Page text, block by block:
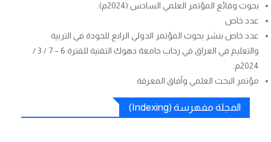
بحوث وقائع المؤتمر العلمي السادس (2024م).
عدد خاص
عدد خاص بنشر بحوث المؤتمر الدولي الرابع للجودة في التربية
والتعليم في العراق في رحاب جامعة دهوك التقنية للفترة 6 – 7 / 3 /
2024م.
مؤتمر البحث العلمي وآفاق المعرفة
المجلة مفهرسة (Indexing)